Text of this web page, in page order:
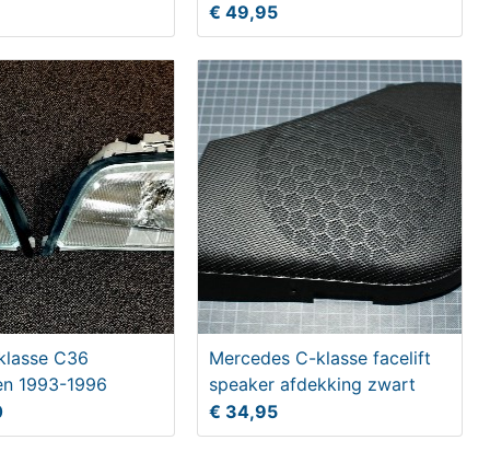
€ 49,95
C36
1993-1996
Mercedes C-klasse facelift
speaker afdekking zwart
€ 34,95